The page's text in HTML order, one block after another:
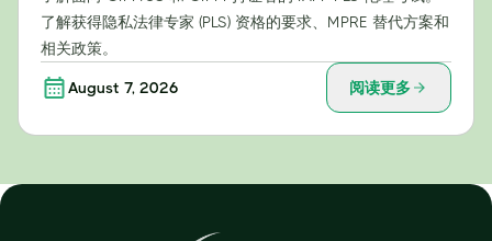
了解获得隐私法律专家 (PLS) 资格的要求、MPRE 替代方案和
相关政策。
August 7, 2026 阅读更多